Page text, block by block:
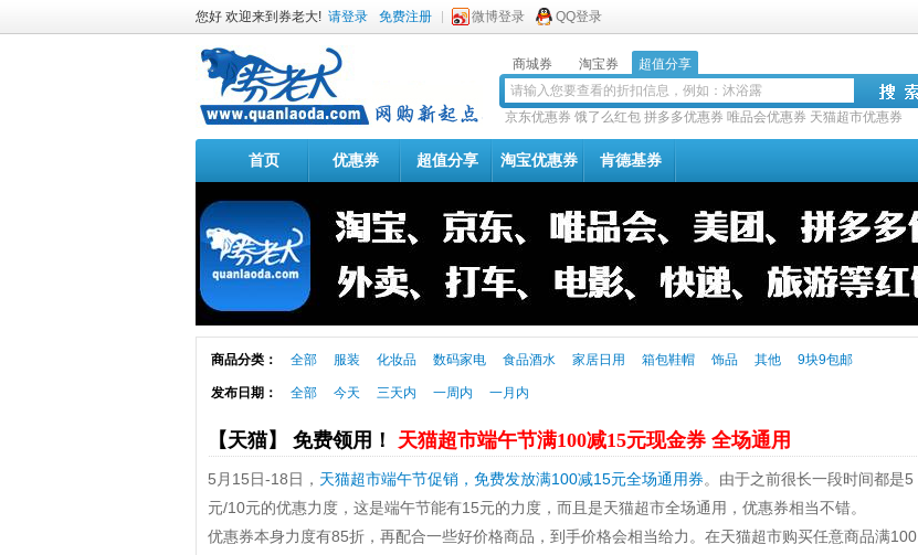
您好 欢迎来到券老大! 请登录 免费注册 微博登录 QQ登录
商城券 淘宝券 超值分享
京东优惠券 饿了么红包 拼多多优惠券 唯品会优惠券 天猫超市优惠券
首页 优惠券 超值分享 淘宝优惠券 肯德基券
商品分类： 全部 服装 化妆品 数码家电 食品酒水 家居日用 箱包鞋帽 饰品 其他 9块9包邮
发布日期： 全部 今天 三天内 一周内 一月内
【天猫】 免费领用！ 天猫超市端午节满100减15元现金券 全场通用
5月15日-18日， 天猫超市端午节促销，免费发放满100减15元全场通用券。由于之前很长一段时间都是5
元/10元的优惠力度，这是端午节能有15元的力度，而且是天猫超市全场通用，优惠券相当不错。
优惠券本身力度有85折，再配合一些好价格商品，到手价格会相当给力。在天猫超市购买任意商品满100